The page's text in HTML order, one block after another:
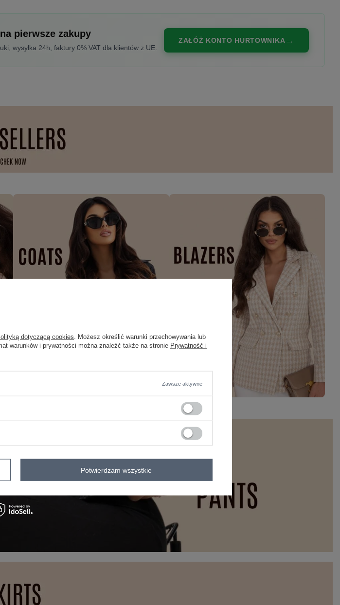
pierwsze zakupy
wysyłka 24h, faktury 0% VAT dla klientów z UE.
ZAŁÓŻ KONTO HURTOWNIKA
dotyczącą cookies . Możesz określić warunki przechowywania lub
warunków i prywatności można znaleźć także na stronie Prywatność i
Zawsze aktywne
Potwierdzam wszystkie